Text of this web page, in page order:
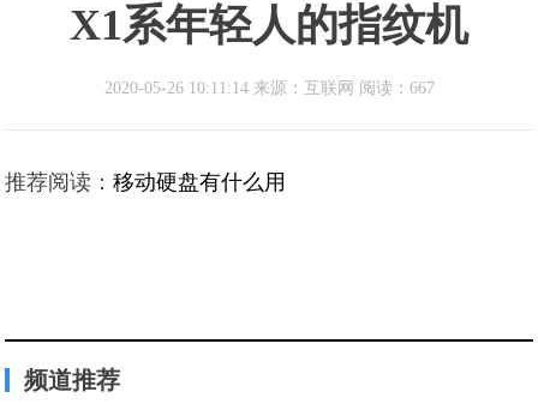
X1系年轻人的指纹机
2020-05-26 10:11:14 来源：互联网 阅读：667
推荐阅读：移动硬盘有什么用
频道推荐